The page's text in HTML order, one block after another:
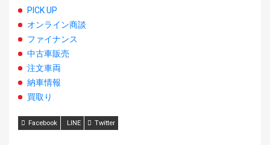
PICK UP
オンライン商談
ファイナンス
中古車販売
注文車両
納車情報
買取り
Facebook LINE Twitter